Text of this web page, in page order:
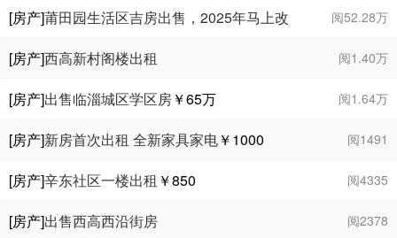
阅52.28万
[房产]莆田园生活区吉房出售，2025年马上改
造加装电梯
阅1.40万
[房产]西高新村阁楼出租
阅1.64万
[房产]出售临淄城区学区房￥65万
阅1491
[房产]新房首次出租 全新家具家电￥1000
阅4335
[房产]辛东社区一楼出租 ￥850
阅2378
[房产]出售西高西沿街房